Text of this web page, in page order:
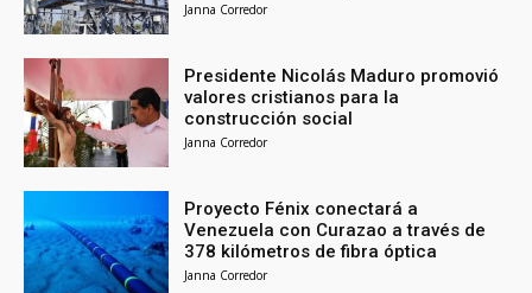
Janna Corredor
Presidente Nicolás Maduro promovió
valores cristianos para la
construcción social
Janna Corredor
Proyecto Fénix conectará a
Venezuela con Curazao a través de
378 kilómetros de fibra óptica
Janna Corredor